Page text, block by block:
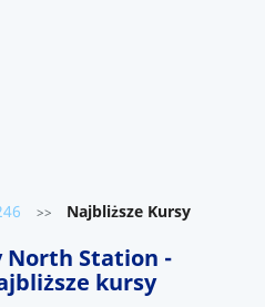
>> Najbliższe Kursy
North Station -
kursy